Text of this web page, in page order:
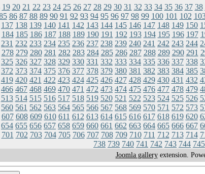
19 20 21 22 23 24 25 26 27 28 29 30 31 32 33 34 35 36 37 38
86 87 88 89 90 91 92 93 94 95 96 97 98 99 100 101 102
137 138 139 140 141 142 143 144 145 146 147 148 149 150
184 185 186 187 188 189 190 191 192 193 194 195 196 197
231 232 233 234 235 236 237 238 239 240 241 242 243 244
278 279 280 281 282 283 284 285 286 287 288 289 290 291
325 326 327 328 329 330 331 332 333 334 335 336 337 338
372 373 374 375 376 377 378 379 380 381 382 383 384 385
419 420 421 422 423 424 425 426 427 428 429 430 431 432
466 467 468 469 470 471 472 473 474 475 476 477 478 479
513 514 515 516 517 518 519 520 521 522 523 524 525 526
560 561 562 563 564 565 566 567 568 569 570 571 572 573
607 608 609 610 611 612 613 614 615 616 617 618 619 620
654 655 656 657 658 659 660 661 662 663 664 665 666 667
701 702 703 704 705 706 707 708 709 710 711 712 713 714
738 739 740 741 742 743 744 745
Joomla galleryextension.